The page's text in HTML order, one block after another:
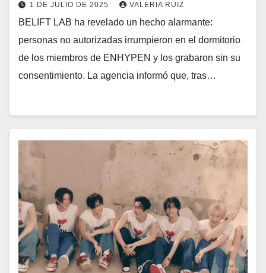
1 DE JULIO DE 2025 VALERIA RUIZ
BELIFT LAB ha revelado un hecho alarmante:
personas no autorizadas irrumpieron en el dormitorio
de los miembros de ENHYPEN y los grabaron sin su
consentimiento. La agencia informó que, tras…